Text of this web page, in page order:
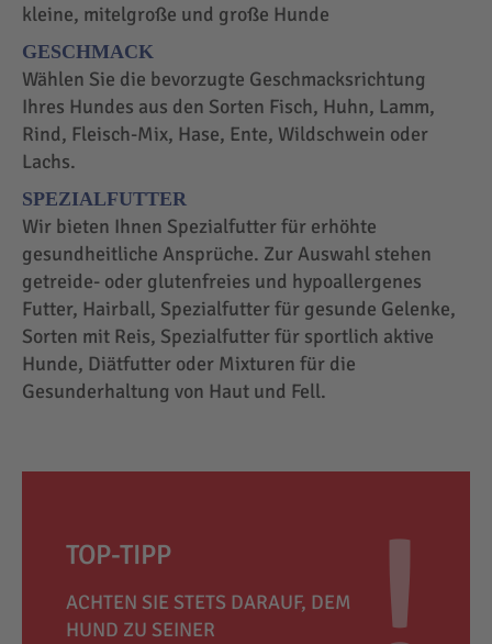
kleine, mitelgroße und große Hunde
GESCHMACK
Wählen Sie die bevorzugte Geschmacksrichtung
Ihres Hundes aus den Sorten Fisch, Huhn, Lamm,
Rind, Fleisch-Mix, Hase, Ente, Wildschwein oder
Lachs.
SPEZIALFUTTER
Wir bieten Ihnen Spezialfutter für erhöhte
gesundheitliche Ansprüche. Zur Auswahl stehen
getreide- oder glutenfreies und hypoallergenes
Futter, Hairball, Spezialfutter für gesunde Gelenke,
Sorten mit Reis, Spezialfutter für sportlich aktive
Hunde, Diätfutter oder Mixturen für die
Gesunderhaltung von Haut und Fell.
TOP-TIPP
ACHTEN SIE STETS DARAUF, DEM
HUND ZU SEINER